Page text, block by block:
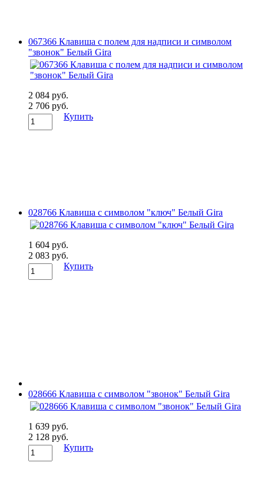
067366 Клавиша с полем для надписи и символом
"звонок" Белый Gira
2 084 руб.
2 706 руб.
Купить
028766 Клавиша с символом "ключ" Белый Gira
1 604 руб.
2 083 руб.
Купить
028666 Клавиша с символом "звонок" Белый Gira
1 639 руб.
2 128 руб.
Купить